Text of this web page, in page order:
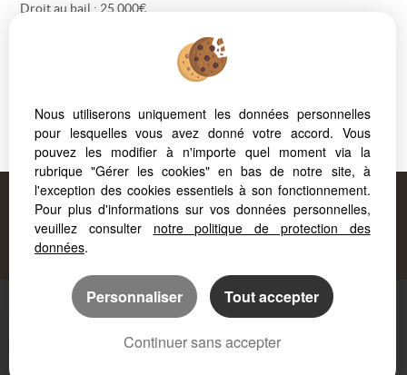
Droit au bail : 25 000€
Plus d'informations, consulter notre site www.forcaprimm.com
Nous contacter : J-L. BOUVIER au 06 07 44 69 48
Les informations sur les risques auxquels ce bien est exposé sont
disponibles sur le siteGéorisques
Proposé parFORCAPRIMM, votre agence à
AIX LES BAINS!
Mentions légales Accès Propriétaire
Logiciel immo
Création site internet
Nous utiliserons uniquement les données personnelles
pour lesquelles vous avez donné votre accord. Vous
pouvez les modifier à n'importe quel moment via la
rubrique "Gérer les cookies" en bas de notre site, à
l'exception des cookies essentiels à son fonctionnement.
Pour plus d'informations sur vos données personnelles,
veuillez consulter notre politique de protection des
données.
Personnaliser Tout accepter
Continuer sans accepter